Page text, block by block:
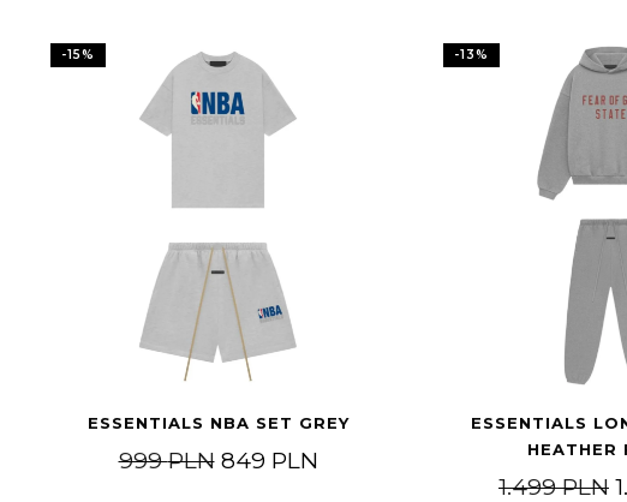
-15%
ESSENTIALS NBA SET GREY
999PLN Pierwotna cena wynosiła: 999 PLN.
849 PLNAktualna cena wynosi: 849
-13%
ESSENTIALS
HEATHER
1.499PLN